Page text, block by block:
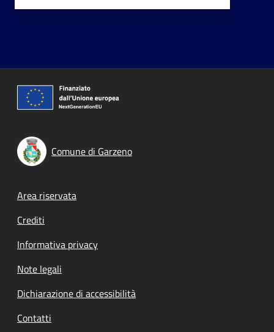
Comune di Garzeno
Footer menu
Area riservata
Crediti
Informativa privacy
Note legali
Dichiarazione di accessibilità
Contatti